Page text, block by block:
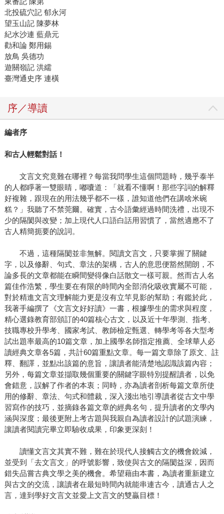
北投硫穴記 郁永河
望玉山記 陳夢林
紀水沙連 藍鼎元
勸和論 鄭用錫
放鳥 吳德功
遊關嶺記 洪繻
臺灣通史序 連橫
序／導讀
編者序
和古人輕鬆對話！
文言文究竟難在哪裡？每當我問學生這個問題時，幾乎泰半
的人都睜著一雙眼睛，嘟囔道：「就看不懂啊！那些字詞的解釋
好複雜，跟現在的用法幾乎都不一樣，誰知道他們在講啥米碗
糕？」我聽了不禁莞爾。確實，古今語彙經過時間洗禮，出現不
少的隔閡與改變；加上現代人口語白話用習慣了，當然適應不了
古人精簡扼要的說詞。
不過，這種隔閡並非無解。閱讀文言文，只要掌握了關鍵
字，以及修辭、句式、章法的架構，古人的意思便豁然開朗，不
論多長的文章都能在瞬間變得像白話散文一樣可親。然而古人名
篇佳作浩繁，學生要在有限的時間內全部消化吸收實屬不可能，
對於精進文言文理解能力更是沒有立竿見影的幫助；有鑑於此，
我著手編撰了《文言文好好讀》一書，根據學生的需求與程度，
精心選錄教育部頒訂的40篇核心古文，以及近十年學測、指考、
技職專校升學考、國家考試、教師檢定甄選、轉學考等各大型考
試出題率最高的10篇文章，加上國學名師指定推薦、全球華人必
讀經典文章各5篇，共計60篇重點文章。每一篇文章除了原文、註
釋、翻譯，並點出該篇的意旨，讓讀者能清楚地認識該篇內容；
另外，每篇文章並擷取幾個重要的關鍵字眼特別提醒讀者，以免
會錯意，誤解了作者的本衷；同時，亦為讀者剖析每篇文章所使
用的修辭、章法、句式和體裁，深入淺出地引導讀者從古文中學
習寫作的技巧，並摘錄各篇文章的經典名句，提升讀者的文學內
涵與深度；最後更附上考古題與我親自為讀者設計的試題演練，
讓讀者閱讀完畢立即驗收成果，印象更深刻！
讀懂文言文其實不難，難在於現代人接觸古文的機會銳減，
並受到「去文言文」的呼號影響，致使與古文的隔閡益深，因而
錯失品嘗古典文學之美的機會。希望藉由本書，為讀者重新建立
與古文的交流，讓讀者在最短時間內就能串連古今，讀通古人之
言，達到學好文言文並愛上文言文的雙贏目標！